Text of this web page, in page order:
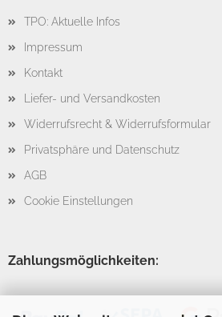
TPO: Aktuelle Infos
Impressum
Kontakt
Liefer- und Versandkosten
Widerrufsrecht & Widerrufsformular
Privatsphäre und Datenschutz
AGB
Cookie Einstellungen
Zahlungsmöglichkeiten: